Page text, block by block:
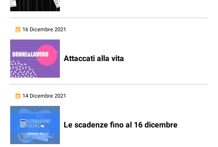
16 Dicembre 2021
Attaccati alla vita
14 Dicembre 2021
Le scadenze fino al 16 dicembre